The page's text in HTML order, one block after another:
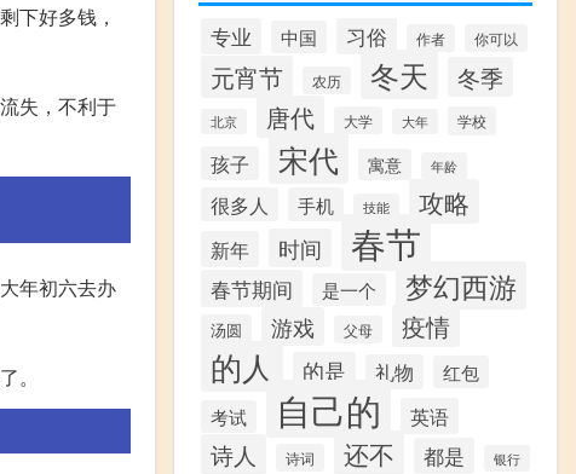
下好多钱，
失，不利于
年初六去办
。
专业 中国 习俗 作者 你可以
元宵节 农历 冬天 冬季
北京 唐代 大学 大年 学校
孩子 宋代 寓意 年龄
很多人 手机 技能 攻略
新年 时间 春节
春节期间 是一个 梦幻西游
汤圆 游戏 父母 疫情
的人 的是 礼物
红包
考试
自己的 英语
诗人 诗词 还不 都是
银行